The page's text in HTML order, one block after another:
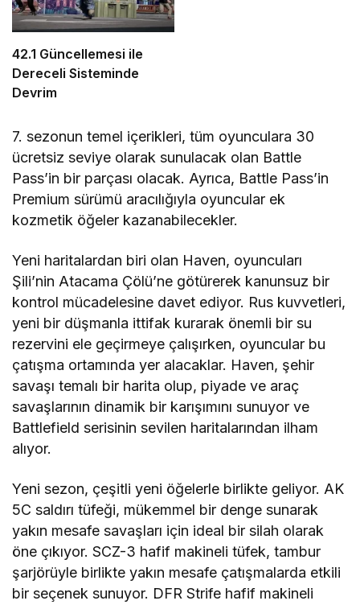
42.1 Güncellemesi ile
Dereceli Sisteminde
Devrim
7. sezonun temel içerikleri, tüm oyunculara 30
ücretsiz seviye olarak sunulacak olan Battle
Pass’in bir parçası olacak. Ayrıca, Battle Pass’in
Premium sürümü aracılığıyla oyuncular ek
kozmetik öğeler kazanabilecekler.
Yeni haritalardan biri olan Haven, oyuncuları
Şili’nin Atacama Çölü’ne götürerek kanunsuz bir
kontrol mücadelesine davet ediyor. Rus kuvvetleri,
yeni bir düşmanla ittifak kurarak önemli bir su
rezervini ele geçirmeye çalışırken, oyuncular bu
çatışma ortamında yer alacaklar. Haven, şehir
savaşı temalı bir harita olup, piyade ve araç
savaşlarının dinamik bir karışımını sunuyor ve
Battlefield serisinin sevilen haritalarından ilham
alıyor.
Yeni sezon, çeşitli yeni öğelerle birlikte geliyor. AK
5C saldırı tüfeği, mükemmel bir denge sunarak
yakın mesafe savaşları için ideal bir silah olarak
öne çıkıyor. SCZ-3 hafif makineli tüfek, tambur
şarjörüyle birlikte yakın mesafe çatışmalarda etkili
bir seçenek sunuyor. DFR Strife hafif makineli